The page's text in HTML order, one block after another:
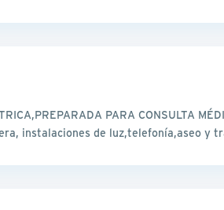
PARA CONSULTA
instalaciones de luz,telefonía,aseo y